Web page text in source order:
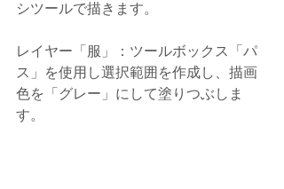
シツールで描きます。
レイヤー「服」：ツールボックス「パ
ス」を使用し選択範囲を作成し、描画
色を「グレー」にして塗りつぶしま
す。